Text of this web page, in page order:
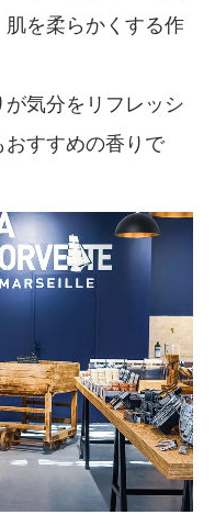
を柔らかくする作
気分をリフレッシ
すすめの香りで